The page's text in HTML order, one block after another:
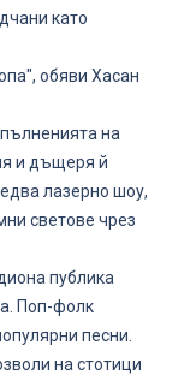
като
обяви Хасан
на
и дъщеря й
лазерно шоу,
светове чрез
публика
Поп-фолк
песни.
на стотици